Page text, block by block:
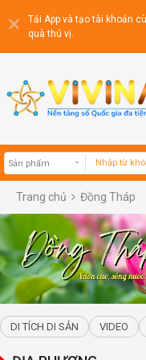
Tải App và tạo tài khoản
quà thú vị.
Sản phẩm
Trang chủ Đồng Tháp
DI TÍCH DI SẢN VIDEO